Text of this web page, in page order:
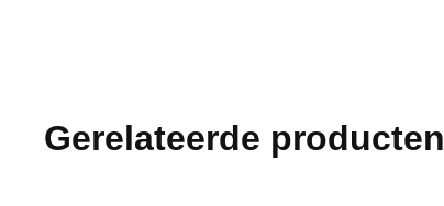
Gerelateerde producten